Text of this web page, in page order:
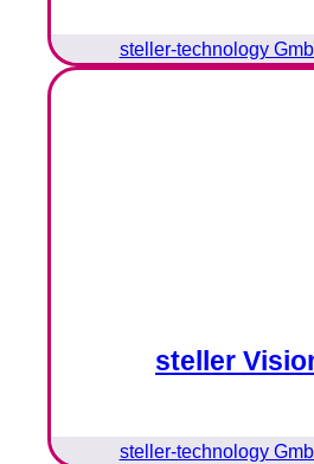
steller-technology
steller
steller-technology